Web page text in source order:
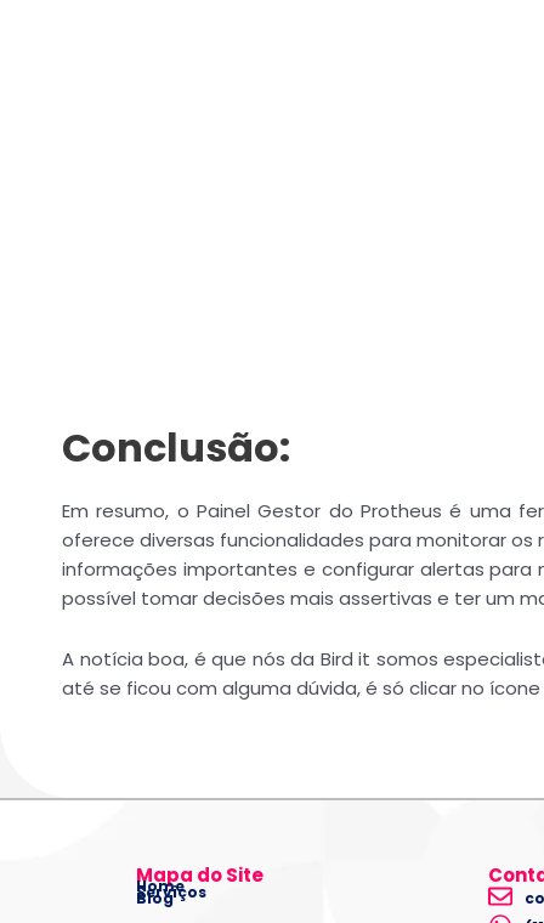
Conclusão:
Em resumo, o Painel Gestor do Protheus é uma
oferece diversas funcionalidades para monitorar
informações importantes e configurar alertas para
possível tomar decisões mais assertivas e ter um
A notícia boa, é que nós da Bird it somos
até se ficou com alguma dúvida, é só clicar no
Mapa do Site
Home
Serviços
Blog